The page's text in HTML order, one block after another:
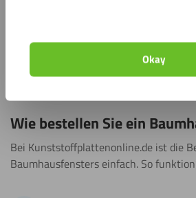
Okay
Wie bestellen Sie ein
Bei Kunststoffplattenonline.de ist die
Baumhausfensters einfach. So